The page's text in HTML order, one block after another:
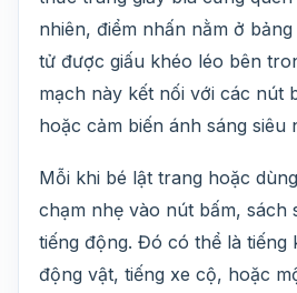
nhiên, điểm nhấn nằm ở
tử được giấu khéo léo bên
mạch này kết nối với các nút
hoặc cảm biến ánh sáng siêu
Mỗi khi bé lật trang hoặc
chạm nhẹ vào nút bấm, sách
tiếng động. Đó có thể là tiếng
động vật, tiếng xe cộ, hoặc